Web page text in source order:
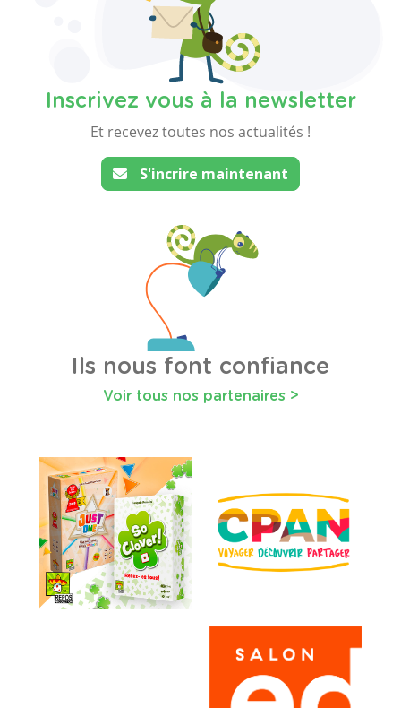
Inscrivez vous à la newsletter
Et recevez toutes nos actualités !
S'incrire maintenant
Ils nous font confiance
Voir tous nos partenaires >